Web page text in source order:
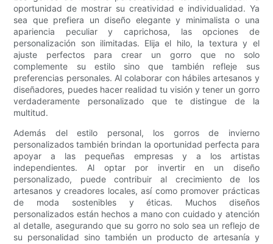
oportunidad de mostrar su creatividad e individualidad. Ya
sea que prefiera un diseño elegante y minimalista o una
apariencia peculiar y caprichosa, las opciones de
personalización son ilimitadas. Elija el hilo, la textura y el
ajuste perfectos para crear un gorro que no solo
complemente su estilo sino que también refleje sus
preferencias personales. Al colaborar con hábiles artesanos y
diseñadores, puedes hacer realidad tu visión y tener un gorro
verdaderamente personalizado que te distingue de la
multitud.
Además del estilo personal, los gorros de invierno
personalizados también brindan la oportunidad perfecta para
apoyar a las pequeñas empresas y a los artistas
independientes. Al optar por invertir en un diseño
personalizado, puede contribuir al crecimiento de los
artesanos y creadores locales, así como promover prácticas
de moda sostenibles y éticas. Muchos diseños
personalizados están hechos a mano con cuidado y atención
al detalle, asegurando que su gorro no solo sea un reflejo de
su personalidad sino también un producto de artesanía y